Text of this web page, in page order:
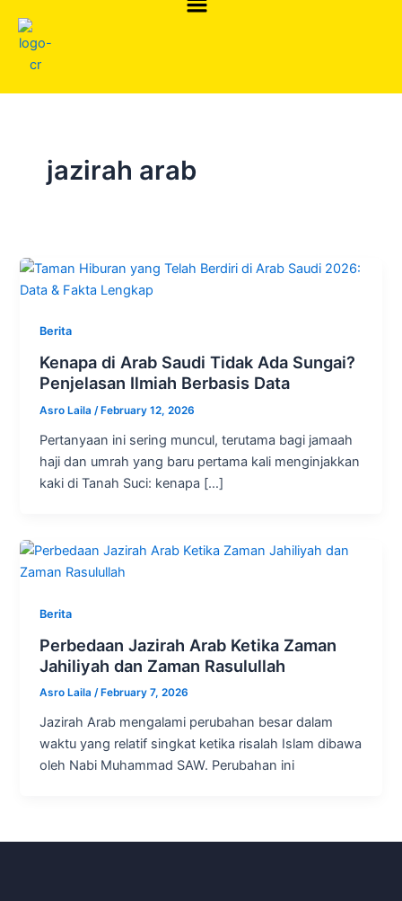
content
jazirah arab
Berita
Kenapa di Arab Saudi Tidak Ada Sungai?
Penjelasan Ilmiah Berbasis Data
Asro Laila/ February 12, 2026
Pertanyaan ini sering muncul, terutama bagi jamaah
haji dan umrah yang baru pertama kali menginjakkan
kaki di Tanah Suci: kenapa […]
Berita
Perbedaan Jazirah Arab Ketika Zaman
Jahiliyah dan Zaman Rasulullah
Asro Laila/ February 7, 2026
Jazirah Arab mengalami perubahan besar dalam
waktu yang relatif singkat ketika risalah Islam dibawa
oleh Nabi Muhammad SAW. Perubahan ini